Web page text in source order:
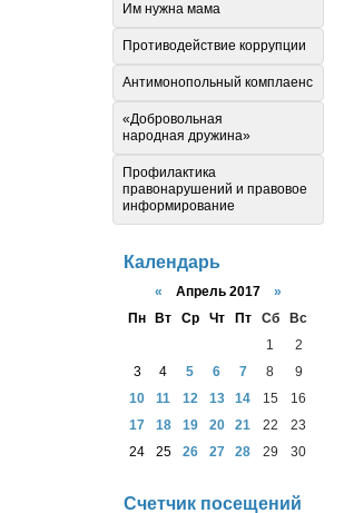
Им нужна мама
Противодействие коррупции
Антимонопольный комплаенс
«Добровольная
народная дружина»
Профилактика
правонарушений и правовое
информирование
Календарь
« Апрель 2017 »
Пн
Вт Ср Чт Пт Сб
Вс
1
2
3
4 5 6 7 8
9
10
11 12 13 14 15
16
17
18 19 20 21 22
23
24
25 26 27 28 29 30
Счетчик посещений